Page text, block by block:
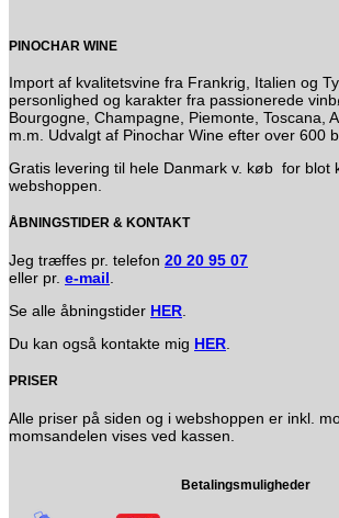
PINOCHAR WINE
Import af kvalitetsvine fra Frankrig, Italien og
personlighed og karakter fra passionerede
Bourgogne, Champagne, Piemonte, Toscana,
m.m. Udvalgt af Pinochar Wine efter over 600
Gratis levering til hele Danmark v. køb for blot
webshoppen.
ÅBNINGSTIDER & KONTAKT
Jeg træffes pr. telefon 20 20 95 07
eller pr. e-mail
Se alle åbningstider HER
Du kan også kontakte mig HER
PRISER
Alle priser på siden og i webshoppen er inkl.
momsandelen vises ved kassen.
Betalingsmuligheder